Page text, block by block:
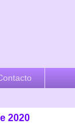
2020